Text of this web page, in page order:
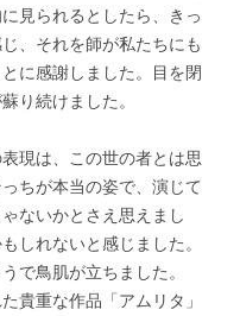
見られるとしたら、きっ
、それを師が私たちにも
に感謝しました。目を閉
り続けました。
現は、この世の者とは思
ちが本当の姿で、演じて
ないかとさえ思えまし
しれないと感じました。
で鳥肌が立ちました。
貴重な作品「アムリタ」